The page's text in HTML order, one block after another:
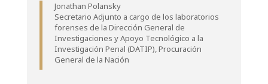
Jonathan Polansky
Secretario Adjunto a cargo de los laboratorios
forenses de la Dirección General de
Investigaciones y Apoyo Tecnológico a la
Investigación Penal (DATIP), Procuración
General de la Nación